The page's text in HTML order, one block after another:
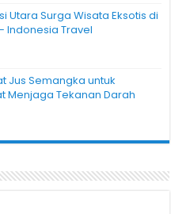
Utara Surga Wisata Eksotis di
Indonesia Travel
Jus Semangka untuk
Menjaga Tekanan Darah